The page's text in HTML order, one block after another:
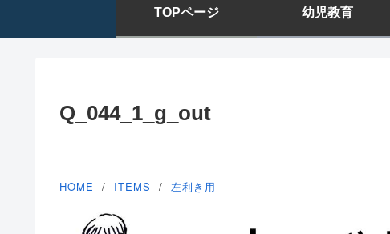
TOPページ 幼児教育
Q_044_1_g_out
HOME ITEMS 左利き用